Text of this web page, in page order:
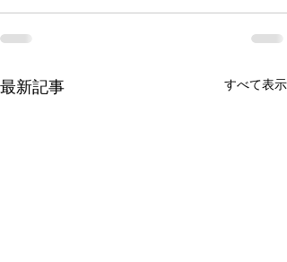
最新記事 すべて表示